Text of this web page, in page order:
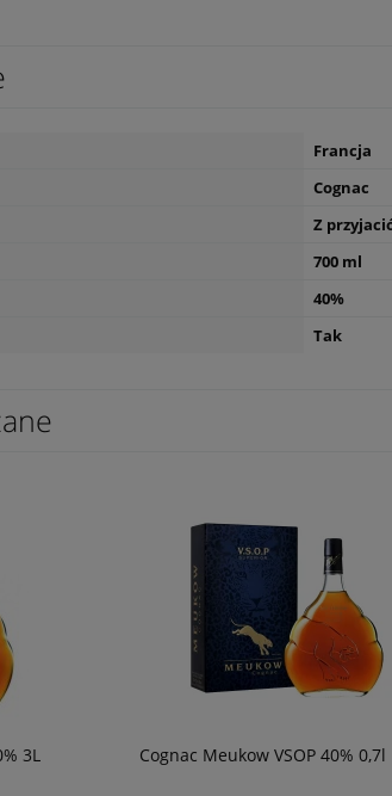
Francja
Cognac
Z
700 ml
40%
Tak
3L Cognac Meukow VSOP 40% 0,7l